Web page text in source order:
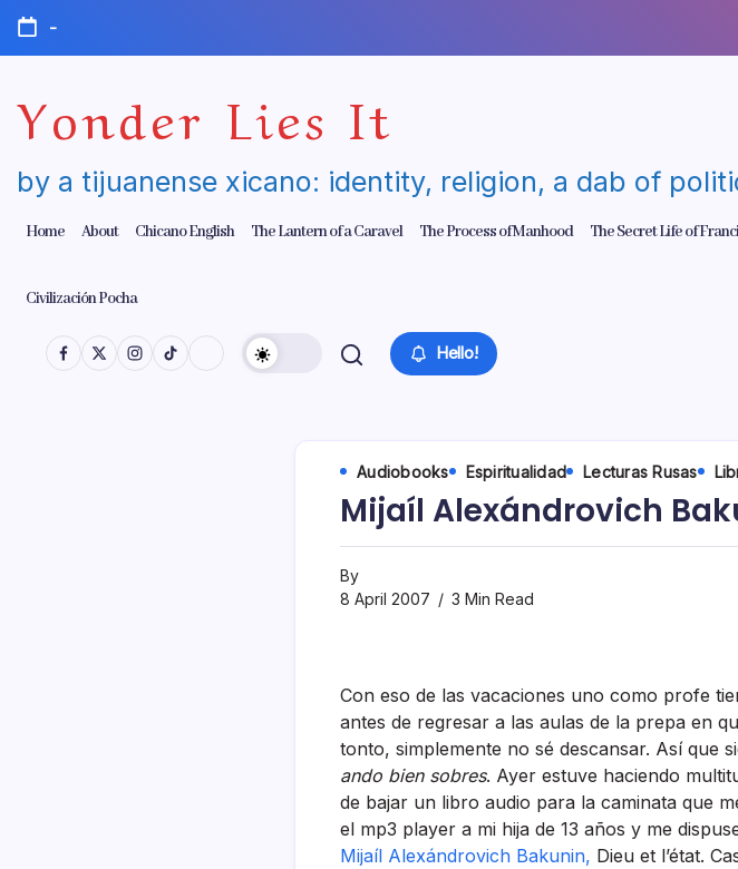
Skip
content
-
Yonder Lies It
by a tijuanense xicano: identity, religion, a dab of
Home About Chicano English The Lantern of a Caravel The Process of Manhood The Secret Life of
Civilización Pocha
Hello!
Audiobooks Espiritualidad Lecturas Rusas
Mijaí­l Alexándrovich
By
8 April 2007
3 Min Read
Con eso de las vacaciones uno como profe
antes de regresar a las aulas de la prepa en
tonto, simplemente no sé descansar. Así­ que
ando bien sobres. Ayer estuve haciendo
de bajar un libro audio para la caminata que
el mp3 player a mi hija de 13 años y me
Mijaí­l Alexándrovich Bakunin, Dieu et l’état.